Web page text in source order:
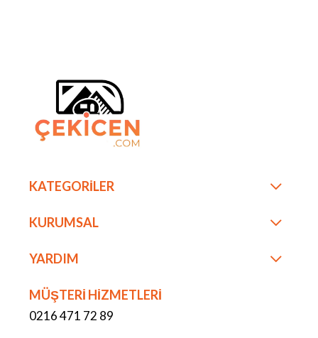
KATEGORİLER
KURUMSAL
YARDIM
MÜŞTERİ HİZMETLERİ
0216 471 72 89